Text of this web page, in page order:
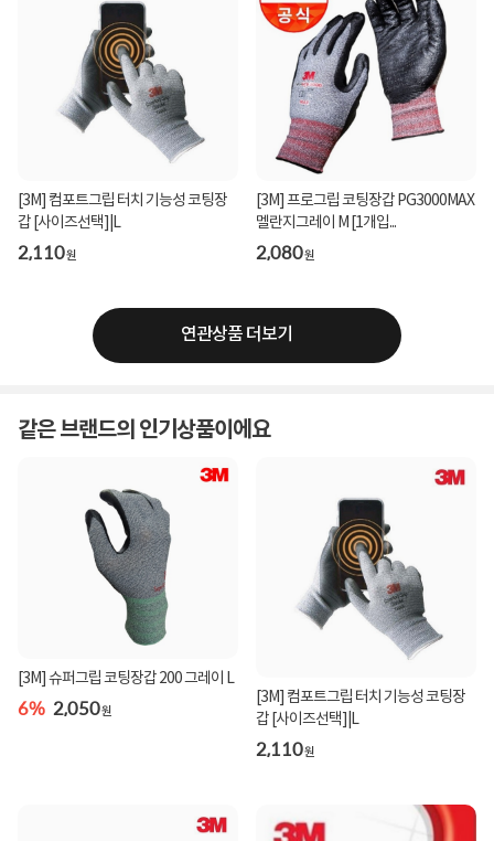
[3M] 컴포트그립 터치 기능성 코팅장
갑 [사이즈선택]|L
2,110원
[3M] 프로그립 코팅장갑 PG3000MAX
멜란지그레이 M [1개입...
2,080원
연관상품 더보기
같은 브랜드의 인기상품이에요
[3M] 슈퍼그립 코팅장갑 200 그레이 L
6% 2,050원
[3M] 컴포트그립 터치 기능성 코팅장
갑 [사이즈선택]|L
2,110원